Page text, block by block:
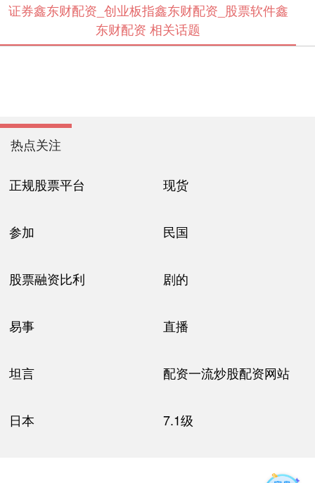
证券鑫东财配资_创业板指鑫东财配资_股票软件鑫
东财配资 相关话题
热点关注
正规股票平台 现货
参加 民国
股票融资比利 剧的
易事 直播
坦言 配资一流炒股配资网站
日本 7.1级